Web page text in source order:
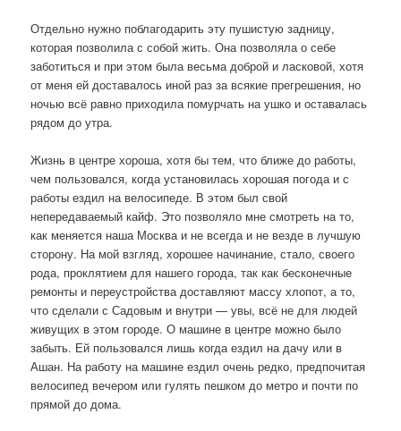
Отдельно нужно поблагодарить эту пушистую задницу,
которая позволила с собой жить. Она позволяла о себе
заботиться и при этом была весьма доброй и ласковой, хотя
от меня ей доставалось иной раз за всякие прегрешения, но
ночью всё равно приходила помурчать на ушко и оставалась
рядом до утра.
Жизнь в центре хороша, хотя бы тем, что ближе до работы,
чем пользовался, когда установилась хорошая погода и с
работы ездил на велосипеде. В этом был свой
непередаваемый кайф. Это позволяло мне смотреть на то,
как меняется наша Москва и не всегда и не везде в лучшую
сторону. На мой взгляд, хорошее начинание, стало, своего
рода, проклятием для нашего города, так как бесконечные
ремонты и переустройства доставляют массу хлопот, а то,
что сделали с Садовым и внутри — увы, всё не для людей
живущих в этом городе. О машине в центре можно было
забыть. Ей пользовался лишь когда ездил на дачу или в
Ашан. На работу на машине ездил очень редко, предпочитая
велосипед вечером или гулять пешком до метро и почти по
прямой до дома.